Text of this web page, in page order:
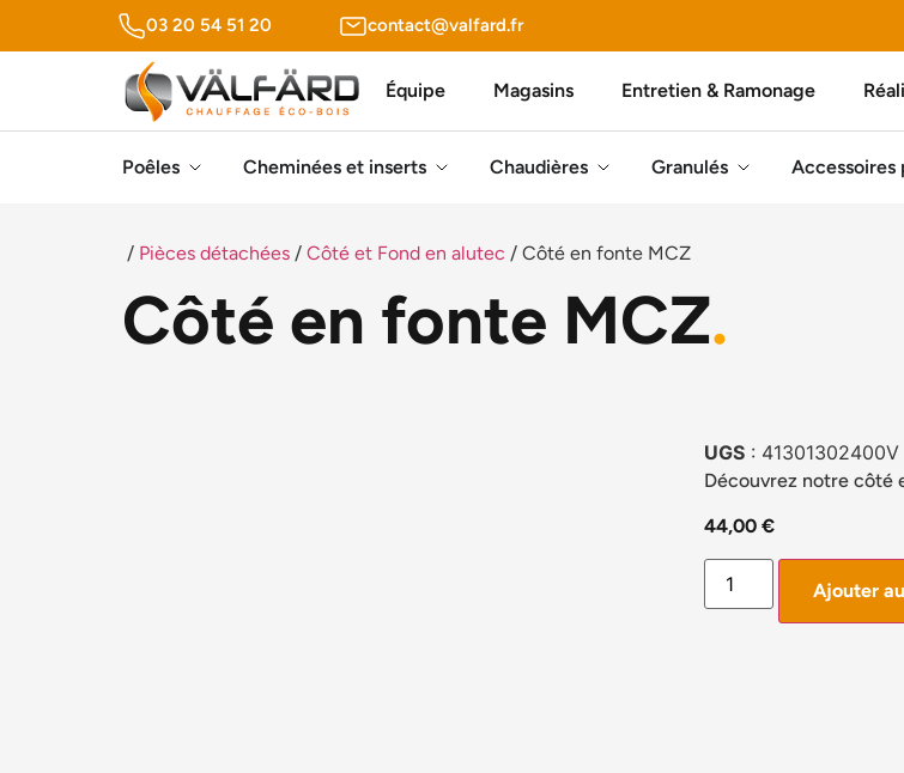
Panneau de gestion des cookies
03 20 54 51 20 contact@valfard.fr
Équipe Magasins Entretien & Ramonage
Poêles Cheminées et inserts Chaudières Granulés Accessoires
/ Pièces détachées / Côté et Fond en alutec / Côté en fonte MCZ
Côté en fonte MCZ.
UGS : 41301302400V
Découvrez notre côté
44,00 €
Ajouter